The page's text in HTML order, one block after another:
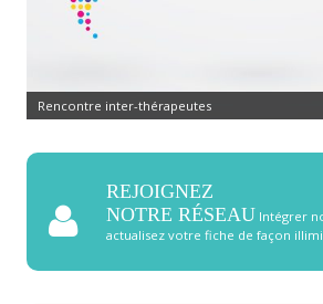
Rencontre inter-thérapeutes
REJOIGNEZ
NOTRE RÉSEAU Intégrer
actualisez votre fiche de façon